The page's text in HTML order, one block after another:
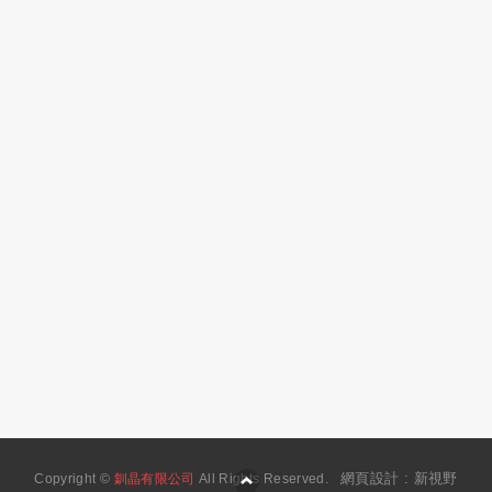
Copyright © 釧晶有限公司 All Rights Reserved. 網頁設計 : 新視野